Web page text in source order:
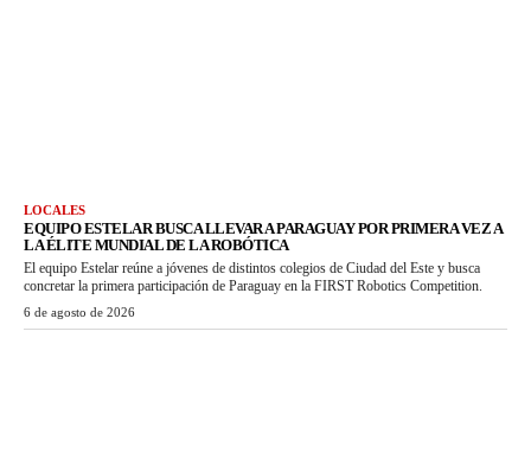
LOCALES
EQUIPO ESTELAR BUSCA LLEVAR A PARAGUAY POR PRIMERA VEZ A
LA ÉLITE MUNDIAL DE LA ROBÓTICA
El equipo Estelar reúne a jóvenes de distintos colegios de Ciudad del Este y busca
concretar la primera participación de Paraguay en la FIRST Robotics Competition.
6 de agosto de 2026